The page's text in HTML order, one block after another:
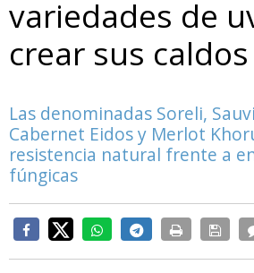
variedades de
crear sus caldos
Las denominadas Soreli,
Cabernet Eidos y Merlot
resistencia natural frente a
fúngicas